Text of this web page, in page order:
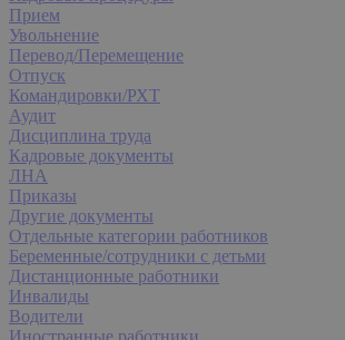
Прием
Увольнение
Перевод/Перемещение
Отпуск
Командировки/РХТ
Аудит
Дисциплина труда
Кадровые документы
ЛНА
Приказы
Другие документы
Отдельные категории работников
Беременные/сотрудники с детьми
Дистанционные работники
Инвалиды
Водители
Иностранные работники